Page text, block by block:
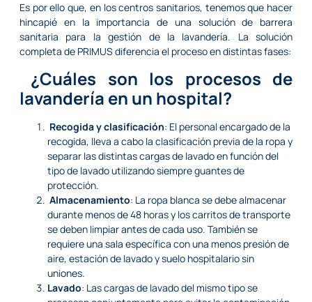
Es por ello que, en los centros sanitarios, tenemos que hacer
hincapié en la importancia de una solución de barrera
sanitaria para la gestión de la lavandería. La solución
completa de PRIMUSdiferencia el proceso en distintas fases:
¿Cuáles son los procesos de
lavandería en un hospital?
Recogida y clasificación: El personal encargado de la
recogida, lleva a cabo la clasificación previa de la ropa y
separar las distintas cargas de lavado en función del
tipo de lavado utilizando siempre guantes de
protección.
Almacenamiento: La ropa blanca se debe almacenar
durante menos de 48 horas y los carritos de transporte
se deben limpiar antes de cada uso. También se
requiere una sala específica con una menos presión de
aire, estación de lavado y suelo hospitalario sin
uniones.
Lavado: Las cargas de lavado del mismo tipo se